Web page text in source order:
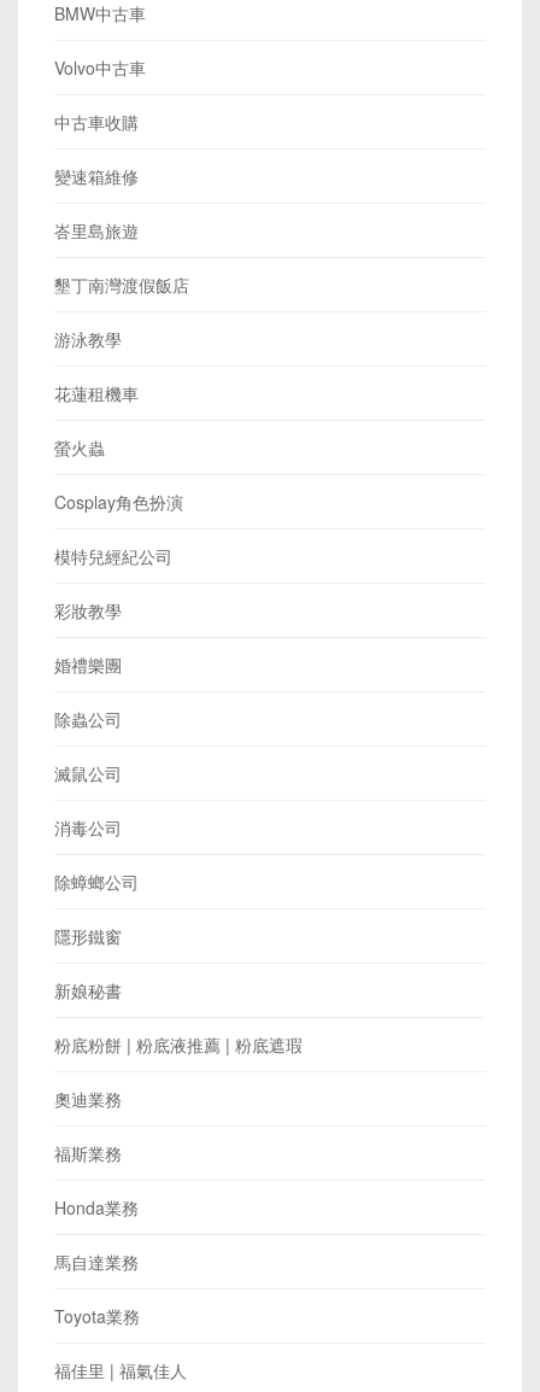
BMW中古車
Volvo中古車
中古車收購
變速箱維修
峇里島旅遊
墾丁南灣渡假飯店
游泳教學
花蓮租機車
螢火蟲
Cosplay角色扮演
模特兒經紀公司
彩妝教學
婚禮樂團
除蟲公司
滅鼠公司
消毒公司
除蟑螂公司
隱形鐵窗
新娘秘書
粉底粉餅 | 粉底液推薦 | 粉底遮瑕
奧迪業務
福斯業務
Honda業務
馬自達業務
Toyota業務
福佳里 | 福氣佳人